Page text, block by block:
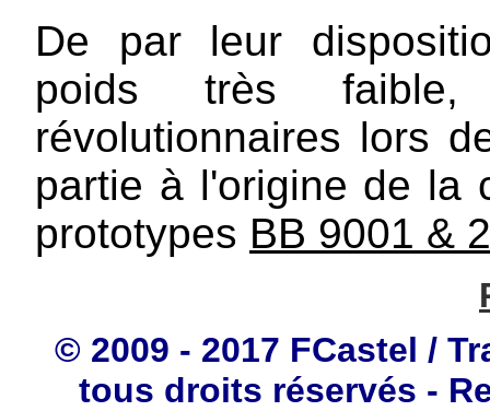
De par leur
poids très faible,
révolutionnaires lors
partie à l'origine de la
prototypes BB 9001 & 2
© 2009 - 2017 FCastel /
tous droits réservés -